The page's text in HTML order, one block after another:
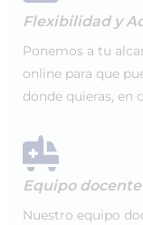
Flexibilidad y
Ponemos a tu
online para que
donde quieras, en
Equipo
Nuestro equipo